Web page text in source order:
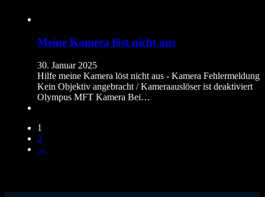
Meine Kamera löst nicht aus
30. Januar 2025
Hilfe meine Kamera löst nicht aus - Kamera Fehlermeldung
Kein Objektiv angebracht / Kameraauslöser ist deaktiviert
Olympus MFT Kamera Bei…
1
2
→